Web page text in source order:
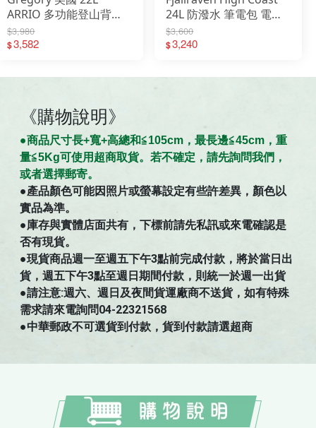
ARRIO 多功能登山背包
後背包 健行背包
GG138424
$3,980
$3,582
24L 防潑水 筆電包 電腦
包 背包 後背包
23200330
$3,600
$3,240
《購物說明》
●商品尺寸長+寬+高總和≦105cm，最長邊≦45cm，重
量≦5Kg可使用超商取貨。若不確定，請先詢問我們，
或者選擇郵寄。
●產品顏色可能因照片或螢幕設定有些許差異，顏色以
實品為準。
●庫存與實體店面共有，下標前請先私訊或來電確認是
否有現貨。
●現貨商品週一至週五下午3點前完成付款，將於當日出
貨，週五下午3點至週日期間付款，則統一於週一出貨
●請注意:週六、週日及夜間貨運廠商不送貨，如有特殊
需求請來電詢問04-22321568
●中華郵政不可選貨到付款，貨到付款請選超商